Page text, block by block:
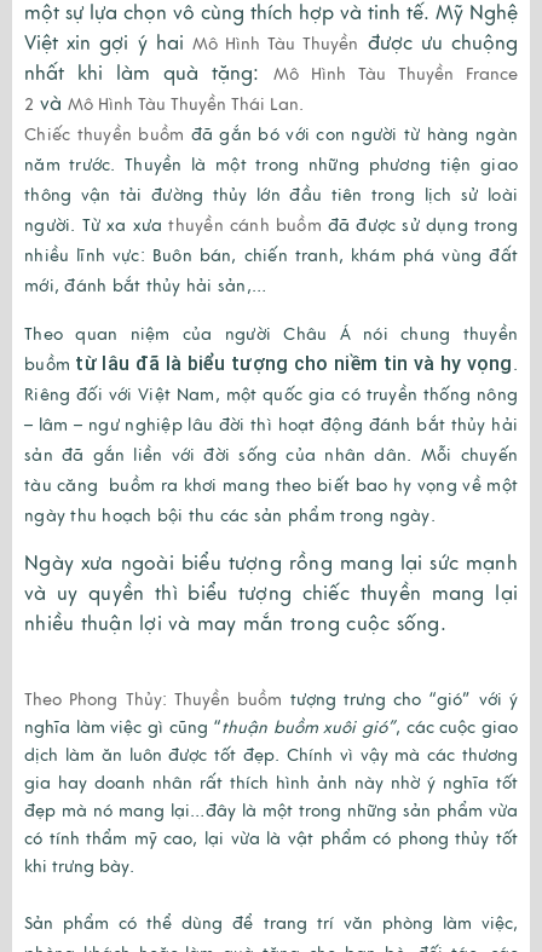
một sự lựa chọn vô cùng thích hợp và tinh tế. Mỹ Nghệ
Việt xin gợi ý hai Mô Hình Tàu Thuyền được ưu chuộng
nhất khi làm quà tặng:
Mô Hình Tàu Thuyền France
2 và Mô Hình Tàu Thuyền Thái Lan.
Chiếc thuyền buồm đã gắn bó với con người từ hàng ngàn
năm trước. Thuyền là một trong những phương tiện giao
thông vận tải đường thủy lớn đầu tiên trong lịch sử loài
người. Từ xa xưathuyền cánh buồm đã được sử dụng trong
nhiều lĩnh vực: Buôn bán, chiến tranh, khám phá vùng đất
mới, đánh bắt thủy hải sản,…
Theo quan niệm của người Châu Á nói chung
thuyền
buồm từ lâu đã là biểu tượng cho niềm tin và hy vọng.
Riêng đối với Việt Nam, một quốc gia có truyền thống nông
– lâm – ngư nghiệp lâu đời thì hoạt động đánh bắt thủy hải
sản đã gắn liền với đời sống của nhân dân. Mỗi chuyến
tàu căng
buồm ra khơi mang theo biết bao hy vọng về một
ngày thu hoạch bội thu các sản phẩm trong ngày.
Ngày xưa ngoài biểu tượng rồng mang lại sức mạnh
và uy quyền thì biểu tượng chiếc thuyền mang lại
nhiều thuận lợi và may mắn trong cuộc sống.
Theo Phong Thủy: Thuyền buồm tượng trưng cho “gió” với ý
nghĩa làm việc gì cũng “thuận buồm xuôi gió”, các cuộc giao
dịch làm ăn luôn được tốt đẹp. Chính vì vậy mà các thương
gia hay doanh nhân rất thích hình ảnh này nhờ ý nghĩa tốt
đẹp mà nó mang lại…đây là một trong những sản phẩm vừa
có tính thẩm mỹ cao, lại vừa là vật phẩm có phong thủy tốt
khi trưng bày.
Sản phẩm có thể dùng để trang trí văn phòng làm việc,